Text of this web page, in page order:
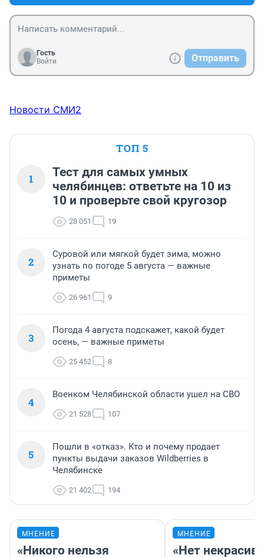
Гость
Войти
Отправить
Новости СМИ2
ТОП 5
1
Тест для самых умных
челябинцев: ответьте на 10 из
10 и проверьте свой кругозор
28 051 19
2
Суровой или мягкой будет зима, можно
узнать по погоде 5 августа — важные
приметы
26 961 9
3
Погода 4 августа подскажет, какой будет
осень, — важные приметы
25 452 8
4
Военком Челябинской области ушел на СВО
21 528 107
5
Пошли в «отказ». Кто и почему продает
пункты выдачи заказов Wildberries в
Челябинске
21 402 194
МНЕНИЕ
«Никого нельзя
МНЕНИЕ
«Нет